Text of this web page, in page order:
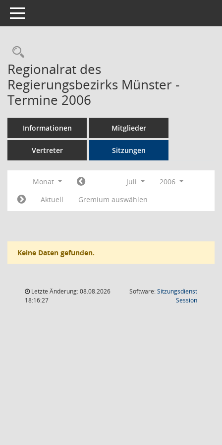
Toggle navigation
Rechercheauswahl
Regionalrat des
Regierungsbezirks Münster -
Termine 2006
Informationen Mitglieder
Vertreter Sitzungen
Monat Juli
2006
Aktuell
Gremium auswählen
Keine Daten gefunden.
Letzte Änderung: 08.08.2026
18:16:27
Software:Sitzungsdienst
Session(Wird in